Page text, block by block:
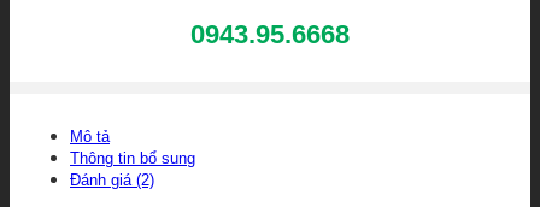
0943.95.6668
Mô tả
Thông tin bổ sung
Đánh giá (2)